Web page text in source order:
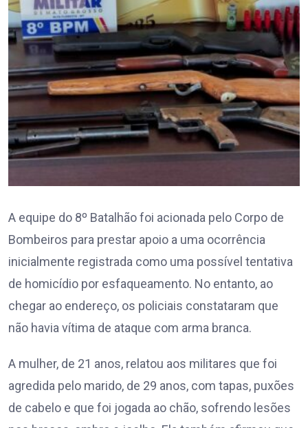
A equipe do 8º Batalhão foi acionada pelo Corpo de
Bombeiros para prestar apoio a uma ocorrência
inicialmente registrada como uma possível tentativa
de homicídio por esfaqueamento. No entanto, ao
chegar ao endereço, os policiais constataram que
não havia vítima de ataque com arma branca.
A mulher, de 21 anos, relatou aos militares que foi
agredida pelo marido, de 29 anos, com tapas, puxões
de cabelo e que foi jogada ao chão, sofrendo lesões